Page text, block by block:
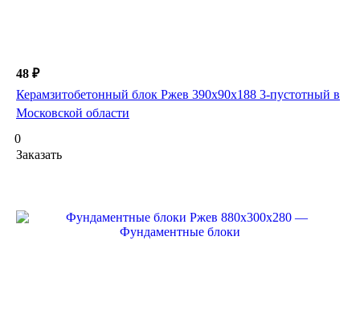
48 ₽
Керамзитобетонный блок Ржев 390х90х188 3-пустотный в
Московской области
0
Заказать